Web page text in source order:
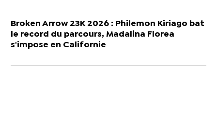
Broken Arrow 23K 2026 : Philemon Kiriago bat
le record du parcours, Madalina Florea
s'impose en Californie